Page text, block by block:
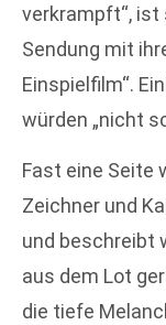
verkrampft“, ist
Sendung mit
Einspielfilm“.
würden „nicht
Fast eine Seite
Zeichner und
und beschreibt
aus dem Lot
die tiefe